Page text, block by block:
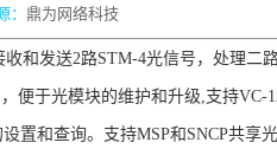
： 鼎为网络科技
和发送2路STM-4光信号，处理二
便于光模块的维护和升级,支持VC-
置和查询。支持MSP和SNCP共享